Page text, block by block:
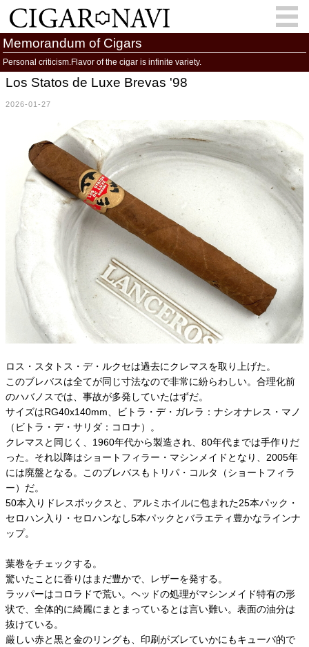
会員登録 お問い合わせ
Cigar Information Cigar Column
Memorandum
Cigar Map
Memorandum of Cigars
Personal criticism.Flavor of the cigar is infinite variety.
Los Statos de Luxe Brevas '98
2026-01-27
ロス・スタトス・デ・ルクセは過去にクレマスを取り上げた。
このブレバスは全てが同じ寸法なので非常に紛らわしい。合理化前
のハバノスでは、事故が多発していたはずだ。
サイズはRG40x140mm、ビトラ・デ・ガレラ：ナシオナレス・マノ
（ビトラ・デ・サリダ：コロナ）。
クレマスと同じく、1960年代から製造され、80年代までは手作りだ
った。それ以降はショートフィラー・マシンメイドとなり、2005年
には廃盤となる。このブレバスもトリパ・コルタ（ショートフィラ
ー）だ。
50本入りドレスボックスと、アルミホイルに包まれた25本パック・
セロハン入り・セロハンなし5本パックとバラエティ豊かなラインナ
ップ。
葉巻をチェックする。
驚いたことに香りはまだ豊かで、レザーを発する。
ラッパーはコロラドで荒い。ヘッドの処理がマシンメイド特有の形
状で、全体的に綺麗にまとまっているとは言い難い。表面の油分は
抜けている。
厳しい赤と黒と金のリングも、印刷がズレていかにもキューバ的で